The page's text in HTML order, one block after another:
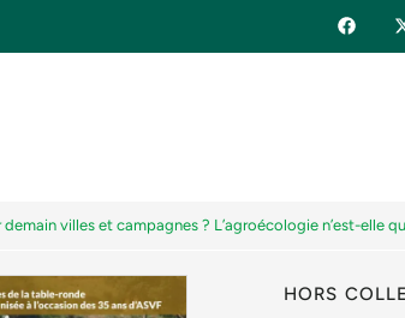
villes et campagnes ? L’agroécologie n’est-elle
HORS